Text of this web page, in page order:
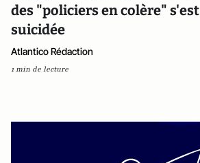
des "policiers en colère" s'est
suicidée
Atlantico Rédaction
1 min de lecture